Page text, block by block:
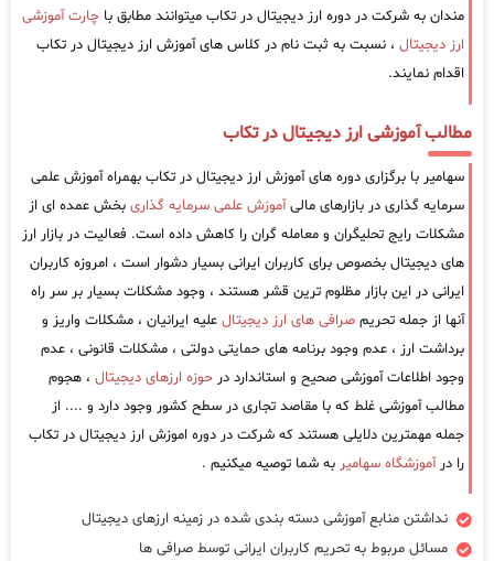
مندان به شرکت در دوره ارز دیجیتال در تکاب میتوانند مطابق با چارت آموزشی
ارز دیجیتال ، نسبت به ثبت نام در کلاس های آموزش ارز دیجیتال در تکاب
اقدام نمایند.
مطالب آموزشی ارز دیجیتال در تکاب
سهامیر با برگزاری دوره های آموزش ارز دیجیتال در تکاب بهمراه آموزش علمی
سرمایه گذاری در بازارهای مالیآموزش علمی سرمایه گذاری بخش عمده ای از
مشکلات رایج تحلیگران و معامله گران را کاهش داده است. فعالیت در بازار ارز
های دیجیتال بخصوص برای کاربران ایرانی بسیار دشوار است ، امروزه کاربران
ایرانی در این بازار مظلوم ترین قشر هستند ، وجود مشکلات بسیار بر سر راه
آنها از جمله تحریم صرافی های ارز دیجیتال علیه ایرانیان ، مشکلات واریز و
برداشت ارز ، عدم وجود برنامه های حمایتی دولتی ، مشکلات قانونی ، عدم
وجود اطلاعات آموزشی صحیح و استاندارد در حوزه ارزهای دیجیتال ، هجوم
مطالب آموزشی غلط که با مقاصد تجاری در سطح کشور وجود دارد و .... از
جمله مهمترین دلایلی هستند که شرکت در دوره اموزش ارز دیجیتال در تکاب
را درآموزشگاه سهامیر به شما توصیه میکنیم .
نداشتن منابع آموزشی دسته بندی شده در زمینه ارزهای دیجیتال
مسائل مربوط به تحریم کاربران ایرانی توسط صرافی ها